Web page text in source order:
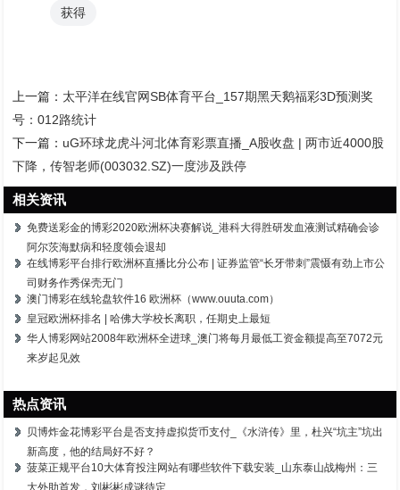
获得
上一篇： 太平洋在线官网SB体育平台_157期黑天鹅福彩3D预测奖
号：012路统计
下一篇： uG环球龙虎斗河北体育彩票直播_A股收盘 | 两市近4000股
下降，传智老师(003032.SZ)一度涉及跌停
相关资讯
免费送彩金的博彩2020欧洲杯决赛解说_港科大得胜研发血液测试精确会诊
阿尔茨海默病和轻度领会退却
在线博彩平台排行欧洲杯直播比分公布 | 证券监管“长牙带刺”震慑有劲上市公
司财务作秀保壳无门
澳门博彩在线轮盘软件16 欧洲杯（www.ouuta.com）
皇冠欧洲杯排名 | 哈佛大学校长离职，任期史上最短
华人博彩网站2008年欧洲杯全进球_澳门将每月最低工资金额提高至7072元
来岁起见效
热点资讯
贝博炸金花博彩平台是否支持虚拟货币支付_《水浒传》里，杜兴“坑主”坑出
新高度，他的结局好不好？
菠菜正规平台10大体育投注网站有哪些软件下载安装_山东泰山战梅州：三
大外助首发，刘彬彬成谜待定